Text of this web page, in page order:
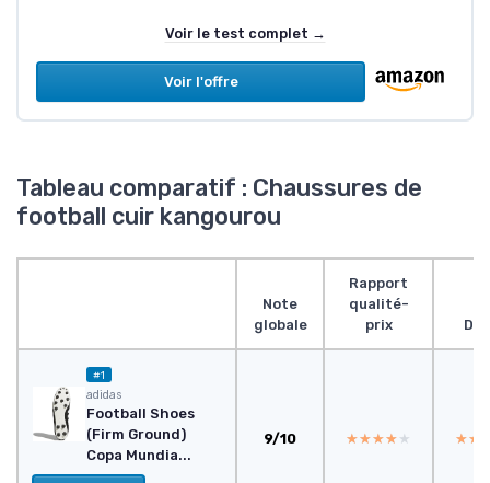
Voir le test complet →
Voir l'offre
Tableau comparatif : Chaussures de
football cuir kangourou
Note
globale
Rapport
qualité-
prix
#1
adidas
Football Shoes
(Firm Ground)
Copa Mundia...
9/10 ★★★★★
★★★★★